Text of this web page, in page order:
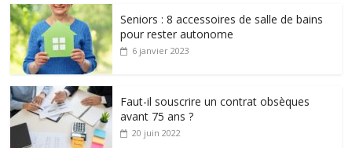
Seniors : 8 accessoires de salle de bains
pour rester autonome
6 janvier 2023
Faut-il souscrire un contrat obsèques
avant 75 ans ?
20 juin 2022